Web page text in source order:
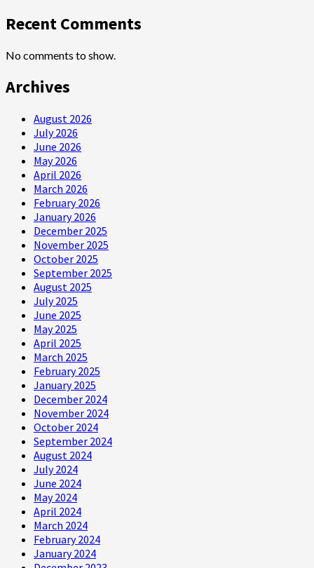
Recent Comments
No comments to show.
Archives
August 2026
July 2026
June 2026
May 2026
April 2026
March 2026
February 2026
January 2026
December 2025
November 2025
October 2025
September 2025
August 2025
July 2025
June 2025
May 2025
April 2025
March 2025
February 2025
January 2025
December 2024
November 2024
October 2024
September 2024
August 2024
July 2024
June 2024
May 2024
April 2024
March 2024
February 2024
January 2024